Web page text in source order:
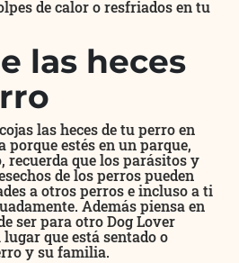
de calor o resfriados en tu
las heces
las heces de tu perro en
porque estés en un parque,
recuerda que los parásitos y
de los perros pueden
a otros perros e incluso a ti
Además piensa en
ser para otro Dog Lover
que está sentado o
y su familia.